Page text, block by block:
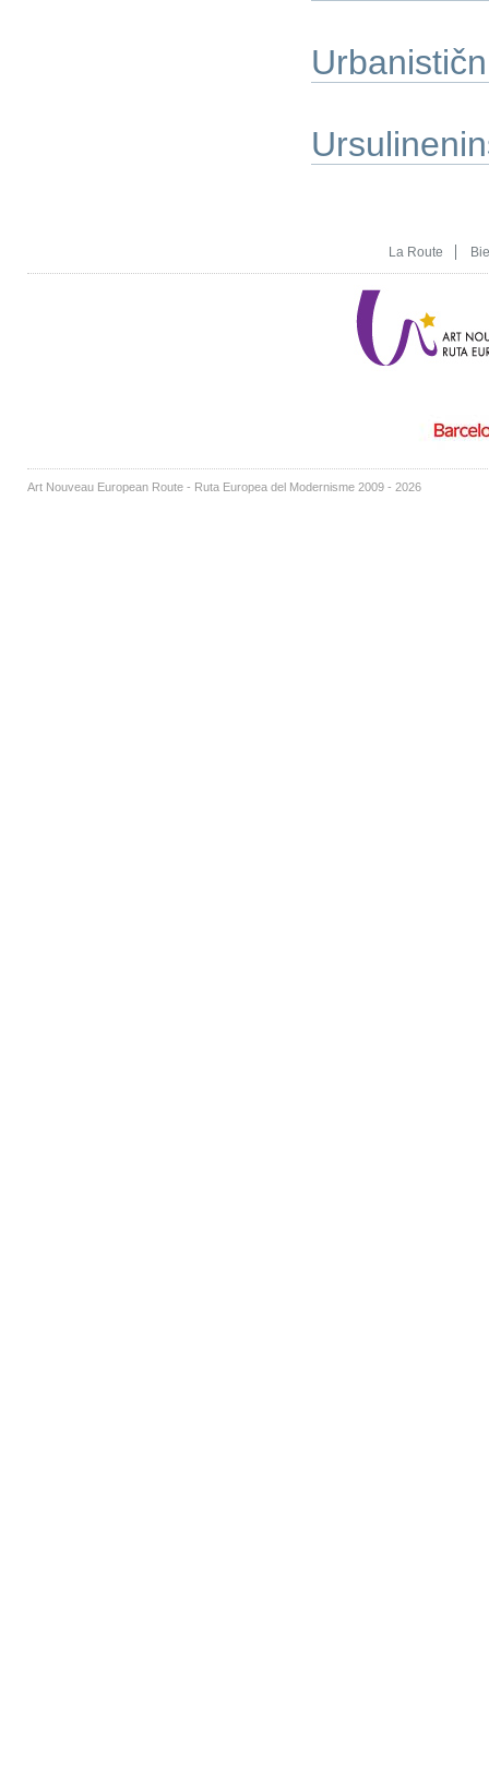
La Route
Art Nouveau European Route - Ruta Europea del Modernisme 2009 - 2026